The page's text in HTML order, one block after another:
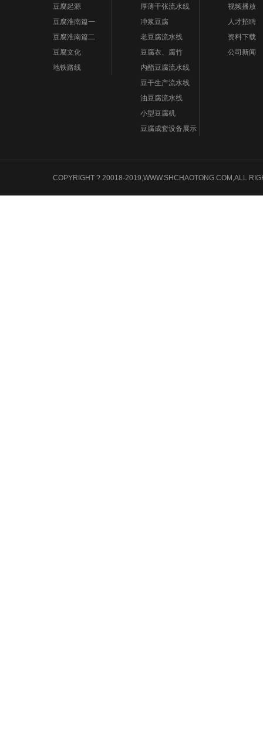
豆腐起源
豆腐淮南篇一
豆腐淮南篇二
豆腐文化
地铁路线
厚薄千张流水线
冲浆豆腐
老豆腐流水线
豆腐衣、腐竹
内酯豆腐流水线
豆干生产流水线
油豆腐流水线
小型豆腐机
豆腐成套设备展示
视频播放
人才招聘
资料下载
公司新闻
COPYRIGHT ? 20018-2019,WWW.SHCHAOTONG.COM,ALL